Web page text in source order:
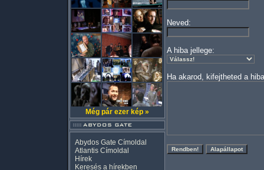
Még pár ezer kép »
Abydos Gate Címoldal
Atlantis Címoldal
Hírek
Keresés a hírekben
Neved:
A hiba jellege:
Ha akarod, kifejtheted a